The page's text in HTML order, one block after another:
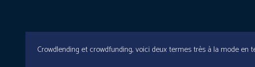
Crowdlending et crowdfunding, voici deux termes très à la mode en